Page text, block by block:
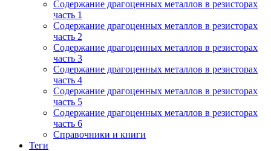
Содержание драгоценных металлов в резисторах
часть 1
Содержание драгоценных металлов в резисторах
часть 2
Содержание драгоценных металлов в резисторах
часть 3
Содержание драгоценных металлов в резисторах
часть 4
Содержание драгоценных металлов в резисторах
часть 5
Содержание драгоценных металлов в резисторах
часть 6
Справочники и книги
Теги